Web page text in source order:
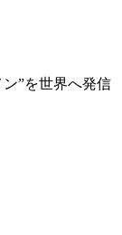
”を世界へ発信